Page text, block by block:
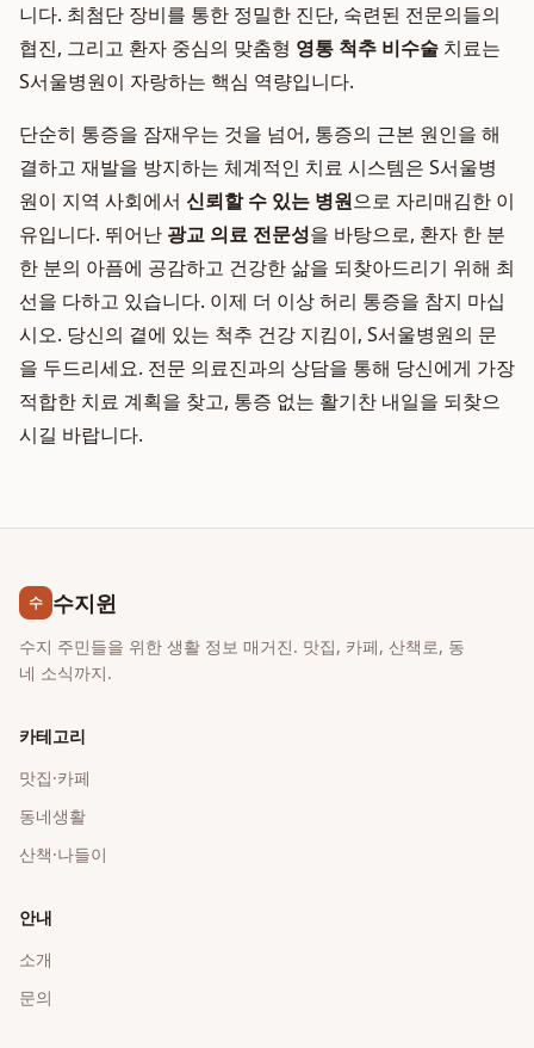
니다. 최첨단 장비를 통한 정밀한 진단, 숙련된 전문의들의
협진, 그리고 환자 중심의 맞춤형 영통 척추 비수술 치료는
S서울병원이 자랑하는 핵심 역량입니다.
단순히 통증을 잠재우는 것을 넘어, 통증의 근본 원인을 해
결하고 재발을 방지하는 체계적인 치료 시스템은 S서울병
원이 지역 사회에서 신뢰할 수 있는 병원으로 자리매김한 이
유입니다. 뛰어난 광교 의료 전문성을 바탕으로, 환자 한 분
한 분의 아픔에 공감하고 건강한 삶을 되찾아드리기 위해 최
선을 다하고 있습니다. 이제 더 이상 허리 통증을 참지 마십
시오. 당신의 곁에 있는 척추 건강 지킴이, S서울병원의 문
을 두드리세요. 전문 의료진과의 상담을 통해 당신에게 가장
적합한 치료 계획을 찾고, 통증 없는 활기찬 내일을 되찾으
시길 바랍니다.
수 수지윈
수지 주민들을 위한 생활 정보 매거진. 맛집, 카페, 산책로, 동
네 소식까지.
카테고리
맛집·카페
동네생활
산책·나들이
안내
소개
문의